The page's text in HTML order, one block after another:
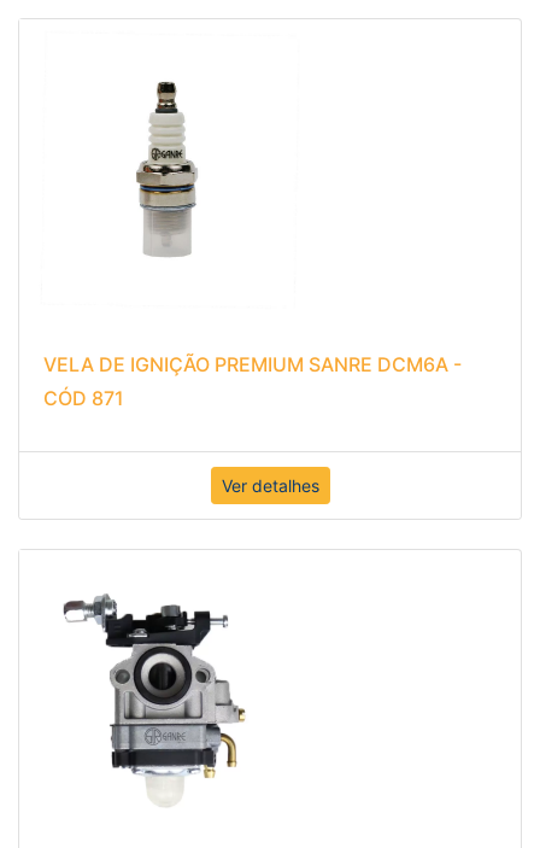
VELA DE IGNIÇÃO PREMIUM SANRE DCM6A -
CÓD 871
Ver detalhes